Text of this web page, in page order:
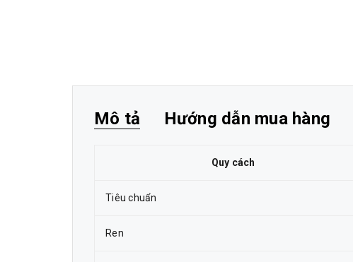
Mô tả Hướng dẫn mua hàng
Quy cách
Tiêu chuẩn
Ren